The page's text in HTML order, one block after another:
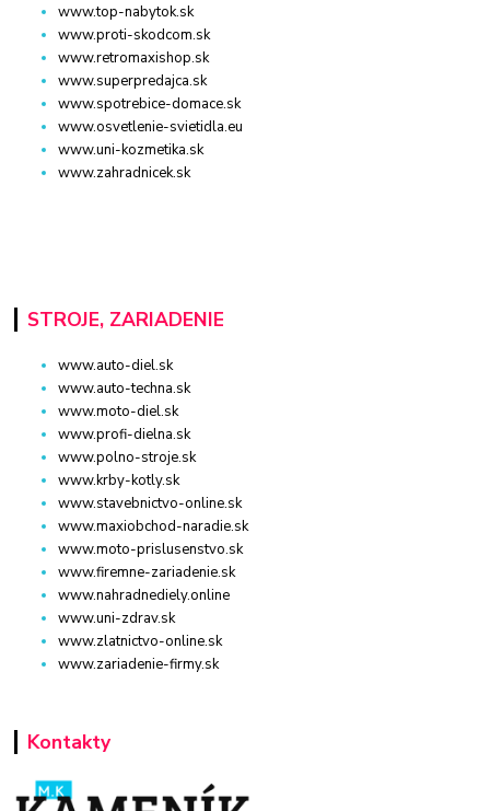
www.top-nabytok.sk
www.proti-skodcom.sk
www.retromaxishop.sk
www.superpredajca.sk
www.spotrebice-domace.sk
www.osvetlenie-svietidla.eu
www.uni-kozmetika.sk
www.zahradnicek.sk
STROJE, ZARIADENIE
www.auto-diel.sk
www.auto-techna.sk
www.moto-diel.sk
www.profi-dielna.sk
www.polno-stroje.sk
www.krby-kotly.sk
www.stavebnictvo-online.sk
www.maxiobchod-naradie.sk
www.moto-prislusenstvo.sk
www.firemne-zariadenie.sk
www.nahradnediely.online
www.uni-zdrav.sk
www.zlatnictvo-online.sk
www.zariadenie-firmy.sk
Kontakty